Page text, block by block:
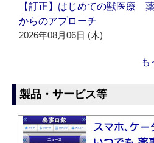
【訂正】はじめての獣医療
からのアプローチ
2026年08月06日 (木)
も
製品・サービス等